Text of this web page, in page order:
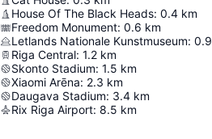
House Of The Black Heads: 0.4 km
Freedom Monument: 0.6 km
Letlands Nationale Kunstmuseum: 0.9
Riga Central: 1.2 km
Skonto Stadium: 1.5 km
Xiaomi Arēna: 2.3 km
Daugava Stadium: 3.4 km
Rix Riga Airport: 8.5 km